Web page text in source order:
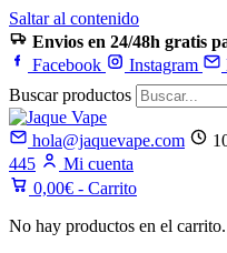
Saltar al contenido
Envios en 24/48h gratis
Facebook
Instagram
Buscar productos
hola@jaquevape.com
445
Mi cuenta
0,00€ - Carrito
No hay productos en el carrito.